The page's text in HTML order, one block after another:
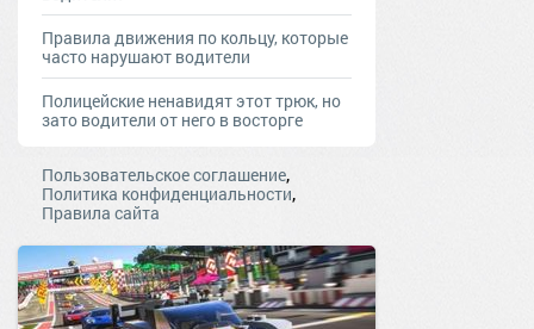
Правила движения по кольцу, которые
часто нарушают водители
Полицейские ненавидят этот трюк, но
зато водители от него в восторге
Пользовательское соглашение,
Политика конфиденциальности,
Правила сайта